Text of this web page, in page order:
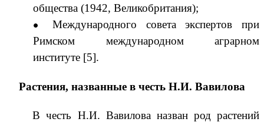
общества (1942, Великобритания);
Международного совета экспертов при
Римском международном аграрном
институте [5].
Растения, названные в честь Н.И. Вавилова
В честь Н.И. Вавилова назван род растений